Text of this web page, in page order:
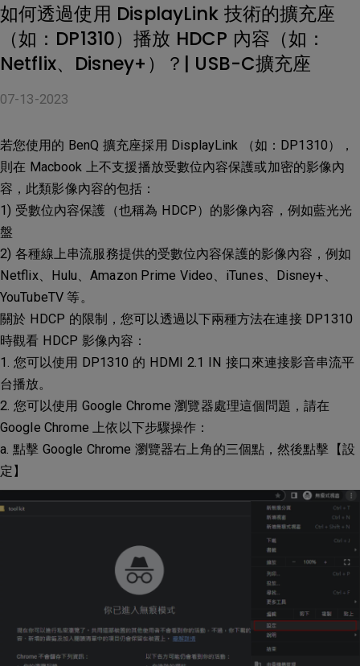
如何透過使用 DisplayLink 技術的擴充座
（如：DP1310）播放 HDCP 內容（如：
Netflix、Disney+）？| USB-C擴充座
07-13-2023
若您使用的 BenQ 擴充座採用 DisplayLink （如：DP1310），
則在 Macbook 上不支援播放受數位內容保護或加密的影像內
容，此類影像內容的包括：
1) 受數位內容保護（也稱為 HDCP）的影像內容，例如藍光光
盤
2) 各種線上串流服務提供的受數位內容保護的影像內容，例如
Netflix、Hulu、Amazon Prime Video、iTunes、Disney+、
YouTubeTV 等。
關於 HDCP 的限制，您可以透過以下兩種方法在連接 DP1310
時觀看 HDCP 影像內容：
1. 您可以使用 DP1310 的 HDMI 2.1 IN 接口來連接影音串流平
台播放。
2. 您可以使用 Google Chrome 瀏覽器處理這個問題，請在
Google Chrome 上依以下步驟操作：
a. 點擊 Google Chrome 瀏覽器右上角的三個點，然後點擊【設
定】